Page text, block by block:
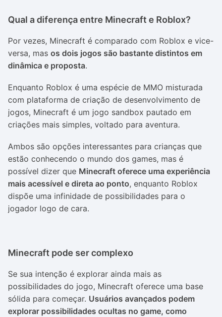
Qual a diferença entre Minecraft e Roblox?
Por vezes, Minecraft é comparado com Roblox e vice-
versa, mas os dois jogos são bastante distintos em
dinâmica e proposta.
Enquanto Roblox é uma espécie de MMO misturada
com plataforma de criação de desenvolvimento de
jogos, Minecraft é um jogo sandbox pautado em
criações mais simples, voltado para aventura.
Ambos são opções interessantes para crianças que
estão conhecendo o mundo dos games, mas é
possível dizer que Minecraft oferece uma experiência
mais acessível e direta ao ponto, enquanto Roblox
dispõe uma infinidade de possibilidades para o
jogador logo de cara.
Minecraft pode ser complexo
Se sua intenção é explorar ainda mais as
possibilidades do jogo, Minecraft oferece uma base
sólida para começar. Usuários avançados podem
explorar possibilidades ocultas no game, como